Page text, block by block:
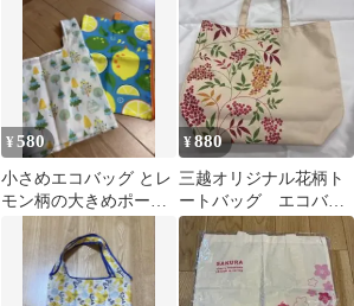
ッグエコバッグ薔薇
¥580
小さめエコバッグ とレ
モン柄の大きめポー
¥880
三越オリジナル花柄ト
ートバッグ エコバッ
グ